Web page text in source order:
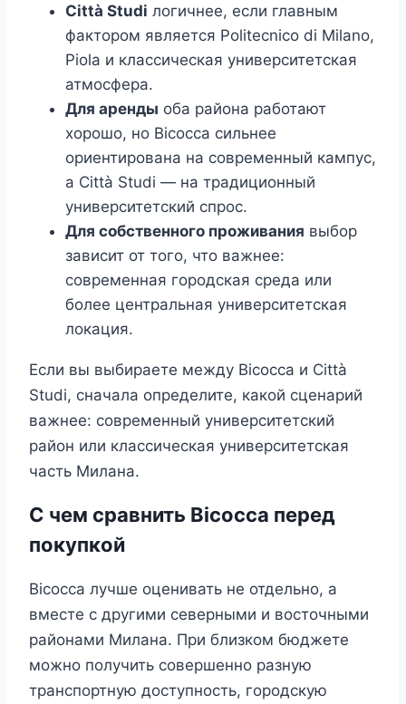
Città Studi логичнее, если главным
фактором является Politecnico di Milano,
Piola и классическая университетская
атмосфера.
Для аренды оба района работают
хорошо, но Bicocca сильнее
ориентирована на современный кампус,
а Città Studi — на традиционный
университетский спрос.
Для собственного проживания выбор
зависит от того, что важнее:
современная городская среда или
более центральная университетская
локация.
Если вы выбираете между Bicocca и Città
Studi, сначала определите, какой сценарий
важнее: современный университетский
район или классическая университетская
часть Милана.
С чем сравнить Bicocca перед
покупкой
Bicocca лучше оценивать не отдельно, а
вместе с другими северными и восточными
районами Милана. При близком бюджете
можно получить совершенно разную
транспортную доступность, городскую